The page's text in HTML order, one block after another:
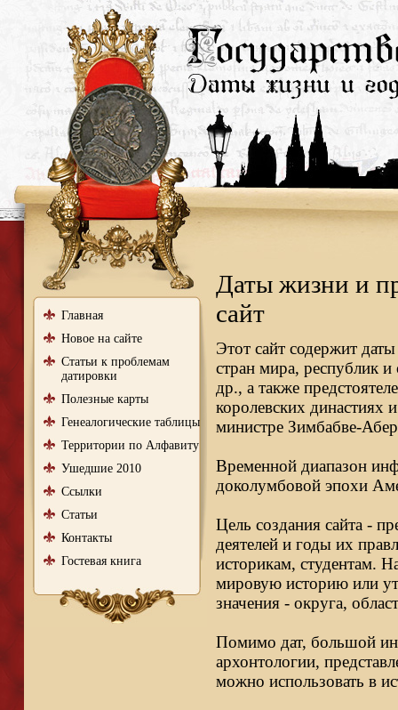
Главная
Новое на сайте
Статьи к проблемам
датировки
Полезные карты
Генеалогические таблицы
Территории по Алфавиту
Ушедшие 2010
Ссылки
Статьи
Контакты
Гостевая книга
Даты жизни и
сайт
Этот сайт содержит
стран мира, республик и
др., а также
королевских династиях
министре Зимбабве-
Временной диапазон
доколумбовой эпохи
Цель создания сайта -
деятелей и годы их
историкам, студентам.
мировую историю или
значения - округа,
Помимо дат, большой
архонтологии,
можно использовать в